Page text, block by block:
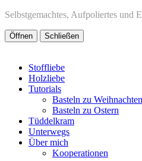
Selbstgemachtes, Aufpoliertes und
Öffnen Schließen
Stoffliebe
Holzliebe
Tutorials
Basteln zu Weihnachten
Basteln zu Ostern
Tüddelkram
Unterwegs
Über mich
Kooperationen